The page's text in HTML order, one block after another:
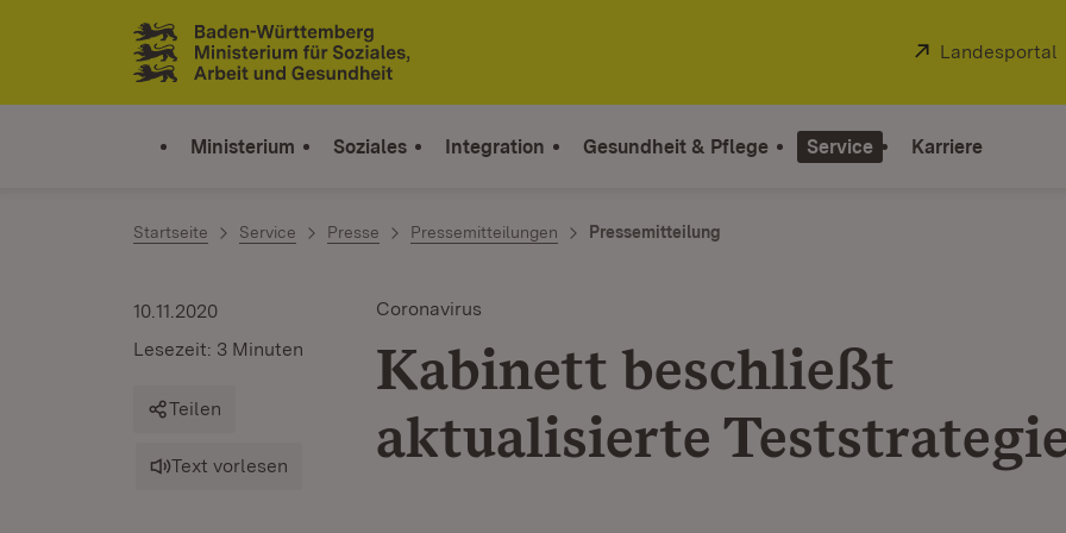
Zum Inhalt springen
Link zur Startseite
Extern:
Landesportal
Ministerium Soziales Integration Gesundheit & Pflege Service Karriere
Startseite Service Presse Pressemitteilungen Pressemitteilung
Coronavirus
Kabinett beschließt
aktualisierte
10.11.2020
Lesezeit: 3 Minuten
Teilen
Text vorlesen